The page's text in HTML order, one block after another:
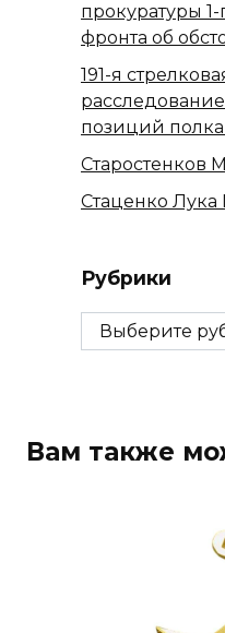
прокуратуры
фронта об
191-я
позиций
Старостенков
Стаценко
Рубрики
Рубрики
Вам также